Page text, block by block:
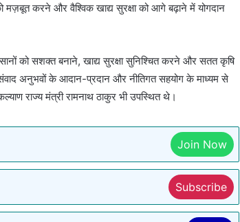
मज़बूत करने और वैश्विक खाद्य सुरक्षा को आगे बढ़ाने में योगदान
को सशक्त बनाने, खाद्य सुरक्षा सुनिश्चित करने और सतत कृषि
अनुभवों के आदान-प्रदान और नीतिगत सहयोग के माध्यम से
राज्य मंत्री रामनाथ ठाकुर भी उपस्थित थे।
Join Now
Subscribe